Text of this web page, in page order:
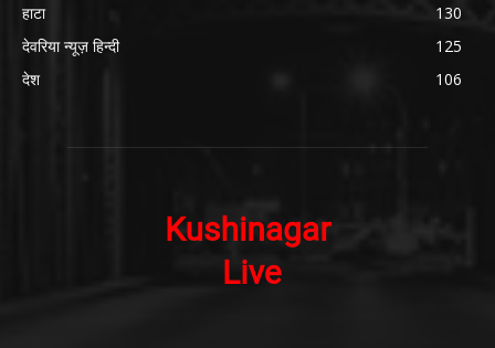
हाटा
130
देवरिया न्यूज़ हिन्दी
125
देश
106